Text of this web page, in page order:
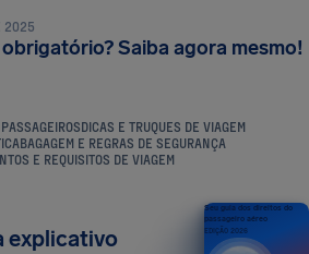
2025
Saiba agora mesmo!
DICAS E TRUQUES DE VIAGEM
BAGAGEM E REGRAS DE SEGURANÇA
E REQUISITOS DE VIAGEM
explicativo
Seu guia dos direitos do
passageiro aéreo
EDIÇÃO 2026